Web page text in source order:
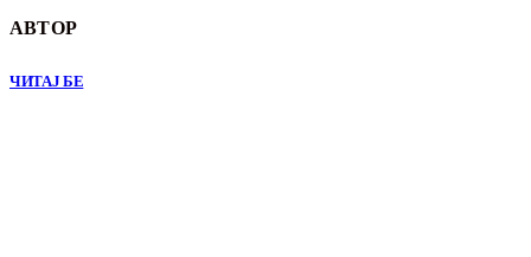
АВТОР
ЧИТАЈ БЕ